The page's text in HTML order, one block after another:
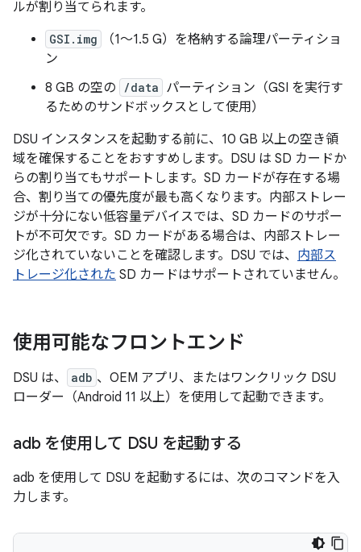
ルが割り当てられます。
GSI.img
（1～1.5 G）を格納する論理パーティショ
ン
8 GB の空の
/data パーティション（GSI を実行す
るためのサンドボックスとして使用）
DSU インスタンスを起動する前に、10 GB 以上の空き領
域を確保することをおすすめします。DSU は SD カードか
らの割り当てもサポートします。SD カードが存在する場
合、割り当ての優先度が最も高くなります。内部ストレー
ジが十分にない低容量デバイスでは、SD カードのサポー
トが不可欠です。SD カードがある場合は、内部ストレー
ジ化されていないことを確認します。DSU では、 内部ス
トレージ化された SD カードはサポートされていません。
使用可能なフロントエンド
DSU は、 adb 、OEM アプリ、またはワンクリック DSU
ローダー（Android 11 以上）を使用して起動できます。
adb を使用して DSU を起動する
adb を使用して DSU を起動するには、次のコマンドを入
力します。